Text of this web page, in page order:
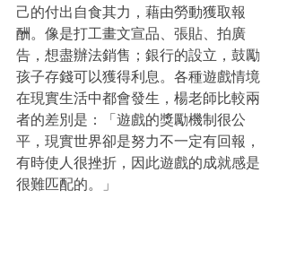
己的付出自食其力，藉由勞動獲取報
酬。像是打工畫文宣品、張貼、拍廣
告，想盡辦法銷售；銀行的設立，鼓勵
孩子存錢可以獲得利息。各種遊戲情境
在現實生活中都會發生，楊老師比較兩
者的差別是：「遊戲的獎勵機制很公
平，現實世界卻是努力不一定有回報，
有時使人很挫折，因此遊戲的成就感是
很難匹配的。」